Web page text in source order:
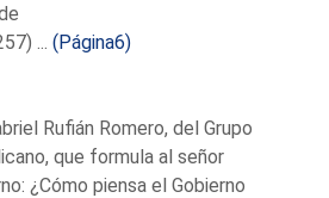
...(Página6)
Rufián Romero, del Grupo
que formula al señor
¿Cómo piensa el Gobierno